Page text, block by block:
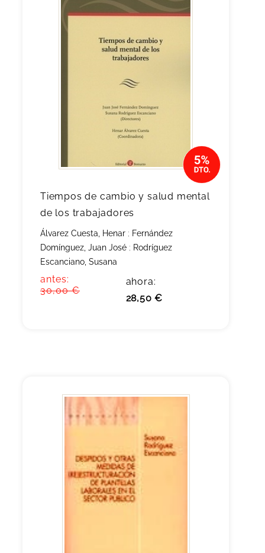
Tiempos de cambio y salud mental
de los trabajadores
Álvarez Cuesta, Henar ; Fernández
Domínguez, Juan José ; Rodríguez
Escanciano, Susana
antes:
30,00 €
ahora:
28,50 €